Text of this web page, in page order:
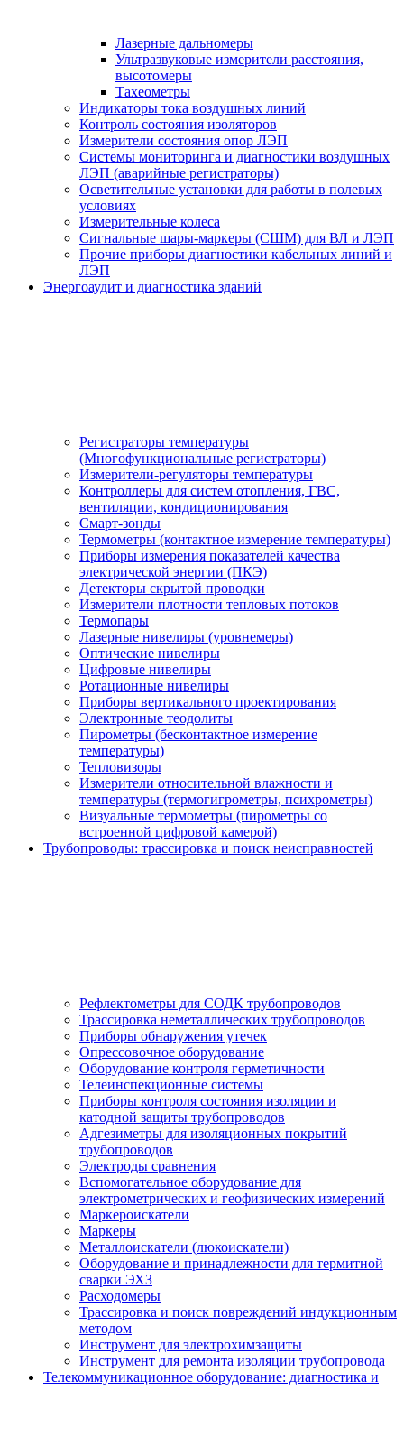
Лазерные дальномеры
Ультразвуковые измерители расстояния,
высотомеры
Тахеометры
Индикаторы тока воздушных линий
Контроль состояния изоляторов
Измерители состояния опор ЛЭП
Системы мониторинга и диагностики воздушных
ЛЭП (аварийные регистраторы)
Осветительные установки для работы в полевых
условиях
Измерительные колеса
Сигнальные шары-маркеры (СШМ) для ВЛ и ЛЭП
Прочие приборы диагностики кабельных линий и
ЛЭП
Энергоаудит и диагностика зданий
Регистраторы температуры
(Многофункциональные регистраторы)
Измерители-регуляторы температуры
Контроллеры для систем отопления, ГВС,
вентиляции, кондиционирования
Смарт-зонды
Термометры (контактное измерение температуры)
Приборы измерения показателей качества
электрической энергии (ПКЭ)
Детекторы скрытой проводки
Измерители плотности тепловых потоков
Термопары
Лазерные нивелиры (уровнемеры)
Оптические нивелиры
Цифровые нивелиры
Ротационные нивелиры
Приборы вертикального проектирования
Электронные теодолиты
Пирометры (бесконтактное измерение
температуры)
Тепловизоры
Измерители относительной влажности и
температуры (термогигрометры, психрометры)
Визуальные термометры (пирометры со
встроенной цифровой камерой)
Трубопроводы: трассировка и поиск неисправностей
Рефлектометры для СОДК трубопроводов
Трассировка неметаллических трубопроводов
Приборы обнаружения утечек
Опрессовочное оборудование
Оборудование контроля герметичности
Телеинспекционные системы
Приборы контроля состояния изоляции и
катодной защиты трубопроводов
Адгезиметры для изоляционных покрытий
трубопроводов
Электроды сравнения
Вспомогательное оборудование для
электрометрических и геофизических измерений
Маркероискатели
Маркеры
Металлоискатели (люкоискатели)
Оборудование и принадлежности для термитной
сварки ЭХЗ
Расходомеры
Трассировка и поиск повреждений индукционным
методом
Инструмент для электрохимзащиты
Инструмент для ремонта изоляции трубопровода
Телекоммуникационное оборудование: диагностика и